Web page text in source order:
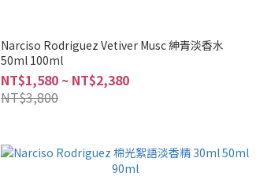
Narciso Rodriguez Vetiver Musc 紳青淡香水
50ml 100ml
NT$1,580 ~ NT$2,380
NT$3,800